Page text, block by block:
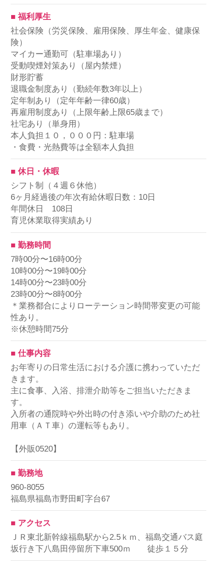
■ 福利厚生
社会保険（労災保険、雇用保険、厚生年金、健康保
険）
マイカー通勤可（駐車場あり）
受動喫煙対策あり（屋内禁煙）
財形貯蓄
退職金制度あり（勤続年数3年以上）
定年制あり（定年年齢一律60歳）
再雇用制度あり（上限年齢上限65歳まで）
社宅あり（単身用）
本人負担１０，０００円：駐車場
・食費・光熱費等は全額本人負担
■ 休日・休暇
シフト制（４週６休他）
6ヶ月経過後の年次有給休暇日数：10日
年間休日 108日
育児休業取得実績あり
■ 勤務時間
7時00分〜16時00分
10時00分〜19時00分
14時00分〜23時00分
23時00分〜8時00分
＊業務都合によりローテーション時間帯変更の可能
性あり。
※休憩時間75分
■ 仕事内容
お年寄りの日常生活における介護に携わっていただ
きます。
主に食事、入浴、排泄介助等をご担当いただきま
す。
入所者の通院時や外出時の付き添いや介助のため社
用車（ＡＴ車）の運転等もあり。
【外販0520】
■ 勤務地
960-8055
福島県福島市野田町字台67
■ アクセス
ＪＲ東北新幹線福島駅から2.5ｋｍ、福島交通バス庭
坂行き下八島田停留所下車500ｍ 徒歩１５分